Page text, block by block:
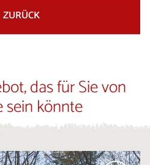
ZURÜCK
das für Sie von
sein könnte